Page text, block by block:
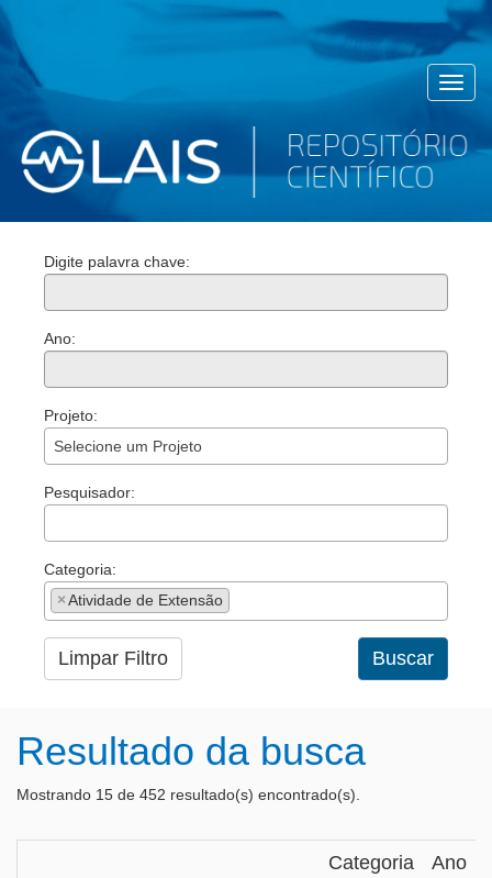
Digite palavra chave:
Ano:
Projeto:
Selecione um Projeto
Pesquisador:
Categoria:
×Atividade de Extensão
Limpar Filtro Buscar
Resultado da busca
Mostrando 15 de 452 resultado(s) encontrado(s).
Categoria
Ano